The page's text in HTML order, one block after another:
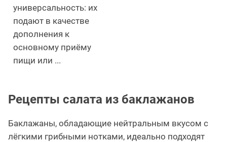
универсальность: их
подают в качестве
дополнения к
основному приёму
пищи или ...
Рецепты салата из баклажанов
Баклажаны, обладающие нейтральным вкусом с
лёгкими грибными нотками, идеально подходят